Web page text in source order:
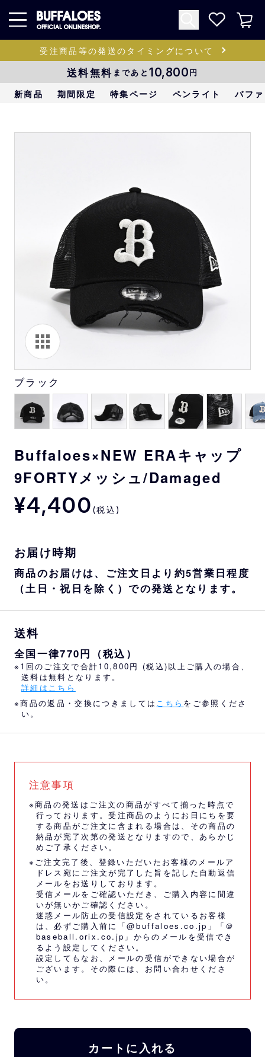
受注商品等の発送のタイミングについて
送料無料 まであと 10,800円
新商品 期間限定 特集ページ ペンライト バフ
ブラック
Buffaloes×NEW ERAキャップ
9FORTYメッシュ/Damaged
¥4,400 (税込)
お届け時期
商品のお届けは、ご注文日より約5営業日程度
（土日・祝日を除く）での発送となります。
送料
全国一律770円（税込）
※1回のご注文で合計10,800円 (税込)以上ご購入の場合、
送料は無料となります。
詳細はこちら
※商品の返品・交換につきましては こちら をご参照くださ
い。
注意事項
※商品の発送はご注文の商品がすべて揃った時点で
行っております。受注商品のようにお日にちを要
する商品がご注文に含まれる場合は、その商品の
納品が完了次第の発送となりますので、あらかじ
めご了承ください。
※ご注文完了後、登録いただいたお客様のメールア
ドレス宛にご注文が完了した旨を記した自動返信
メールをお送りしております。
受信メールをご確認いただき、ご購入内容に間違
いが無いかご確認ください。
迷惑メール防止の受信設定をされているお客様
は、必ずご購入前に「@buffaloes.co.jp」「＠
baseball.orix.co.jp」からのメールを受信でき
るよう設定してください。
設定してもなお、メールの受信ができない場合が
ございます。その際には、 お問い合わせくださ
い。
カートに入れる